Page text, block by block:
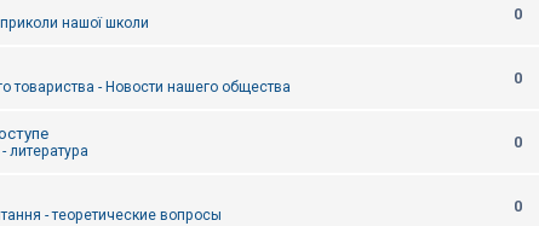
приколи нашої школи 0
товариства - Новости нашего общества 0
литература 0
- теоретические вопросы 0